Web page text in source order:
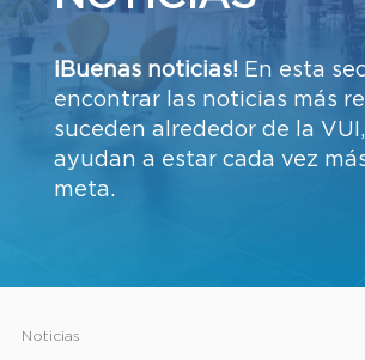
¡Buenas noticias! En esta
encontrar las noticias más
suceden alrededor de la
ayudan a estar cada vez
meta.
Noticias